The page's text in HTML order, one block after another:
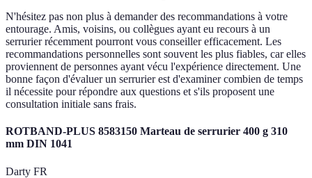
N'hésitez pas non plus à demander des recommandations à votre
entourage. Amis, voisins, ou collègues ayant eu recours à un
serrurier récemment pourront vous conseiller efficacement. Les
recommandations personnelles sont souvent les plus fiables, car elles
proviennent de personnes ayant vécu l'expérience directement. Une
bonne façon d'évaluer un serrurier est d'examiner combien de temps
il nécessite pour répondre aux questions et s'ils proposent une
consultation initiale sans frais.
ROTBAND-PLUS 8583150 Marteau de serrurier 400 g 310
mm DIN 1041
Darty FR